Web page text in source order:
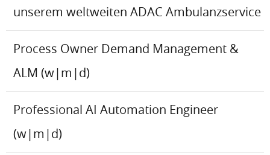
unserem weltweiten ADAC Ambulanzservice
Process Owner Demand Management &
ALM (w|m|d)
Professional AI Automation Engineer
(w|m|d)